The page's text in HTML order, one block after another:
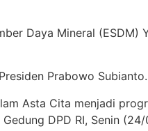
Daya Mineral (ESDM)
Prabowo Subianto.
Asta Cita menjadi
DPD RI, Senin